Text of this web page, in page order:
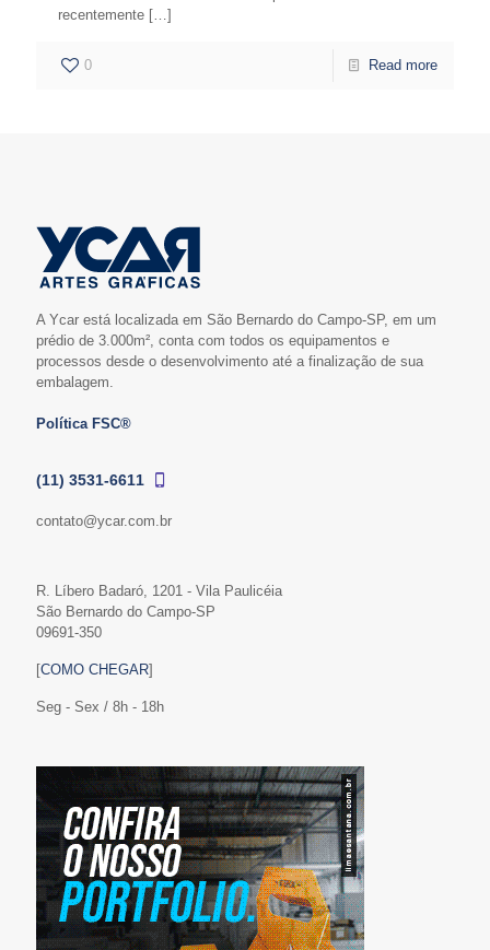
recentemente […]
0 Read more
A Ycar está localizada em São Bernardo do Campo-SP, em um
prédio de 3.000m², conta com todos os equipamentos e
processos desde o desenvolvimento até a finalização de sua
embalagem.
Política FSC®
(11) 3531-6611
contato@ycar.com.br
R. Líbero Badaró, 1201 - Vila Paulicéia
São Bernardo do Campo-SP
09691-350
[COMO CHEGAR]
Seg - Sex / 8h - 18h